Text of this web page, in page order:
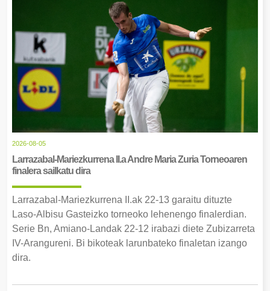
2026-08-05
Larrazabal-Mariezkurrena II.a Andre Maria Zuria Torneoaren
finalera sailkatu dira
Larrazabal-Mariezkurrena II.ak 22-13 garaitu dituzte
Laso-Albisu Gasteizko torneoko lehenengo finalerdian.
Serie Bn, Amiano-Landak 22-12 irabazi diete Zubizarreta
IV-Arangureni. Bi bikoteak larunbateko finaletan izango
dira.